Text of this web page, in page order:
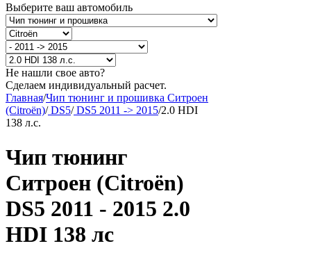
Выберите ваш автомобиль
Не нашли свое авто?
Сделаем индивидуальный расчет.
Главная/Чип тюнинг и прошивка Ситроен
(Citroën)/DS5/DS5 2011 -> 2015/2.0 HDI
138 л.с.
Чип тюнинг
Ситроен (Citroën)
DS5 2011 - 2015 2.0
HDI 138 лс